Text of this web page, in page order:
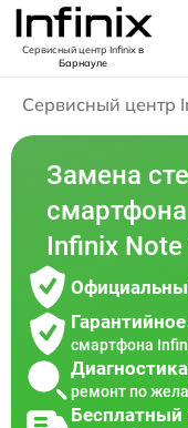
Сервисный центр Infinixв
Барнауле
Сервисный центр
Замена
смартфона
Infinix
смартфона
ремонт по
Бесплатный